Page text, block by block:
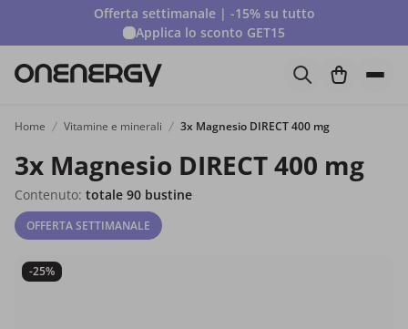
Offerta settimanale | -15% su tutto
Applica lo sconto GET15
Home Vitamine e minerali 3x Magnesio DIRECT 400 mg
3x Magnesio DIRECT 400 mg
Contenuto: totale 90 bustine
OFFERTA SETTIMANALE
-25%